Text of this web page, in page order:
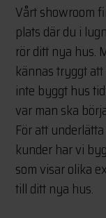
Vårt showroom
plats där du i
rör ditt nya hus.
kännas tryggt
inte byggt hus
var man ska
För att
kunder har vi
som visar olika
till ditt nya hus.